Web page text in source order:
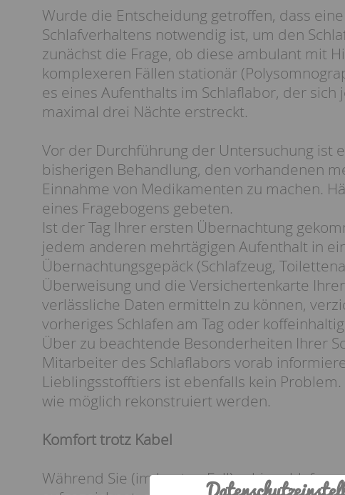
Wurde die Entscheidung getroffen, dass
Schlafverhaltens notwendig ist, um den
zunächst die Frage, ob diese ambulant mit
komplexeren Fällen stationär
es eines Aufenthalts im Schlaflabor, der
maximal drei Nächte erstreckt.
Vor der Durchführung der Untersuchung ist
bisherigen Behandlung, den vorhandenen
Einnahme von Medikamenten zu machen.
eines Fragebogens gebeten.
Ist der Tag Ihrer ersten Übernachtung
jedem anderen mehrtägigen Aufenthalt in
Übernachtungsgepäck (Schlafzeug,
Überweisung und die Versichertenkarte
verlässliche Daten ermitteln zu können,
vorheriges Schlafen am Tag oder
Über zu beachtende Besonderheiten Ihrer
Mitarbeiter des Schlaflabors vorab
Lieblingsstofftiers ist ebenfalls kein
wie möglich rekonstruiert werden.
Komfort trotz Kabel
Während Sie (im besten Fall) ruhig